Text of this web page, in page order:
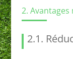
2.
2.1.